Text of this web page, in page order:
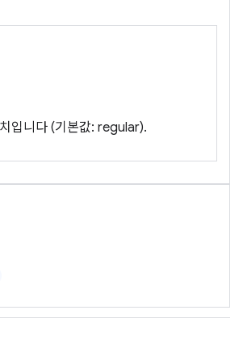
입니다 (기본값: regular).